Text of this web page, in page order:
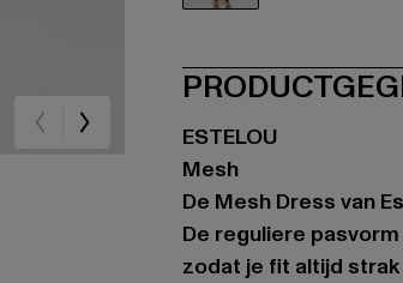
ESTELOU
Mesh
De Mesh Dress van
De reguliere
zodat je fit altijd